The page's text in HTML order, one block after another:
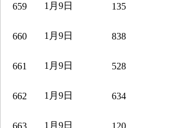
659 1月9日 135
660 1月9日 838
661 1月9日 528
662 1月9日 634
663 1月9日 120